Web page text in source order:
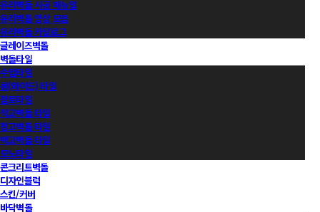
유리벽돌 시공 매뉴얼
유리벽돌 영상 모음
유리벽돌 카달로그
글레이즈벽돌
벽돌타일
수입타일
롱(와이드) 타일
점토타일
적고벽돌 타일
청고벽돌 타일
백고벽돌 타일
모노타일
콘크리트벽돌
디자인블럭
스킨/커버
바닥벽돌